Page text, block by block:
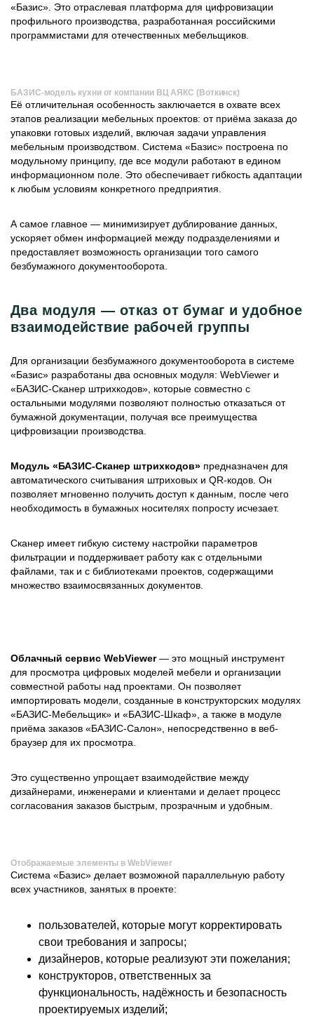
«Базис». Это отраслевая платформа для цифровизации
профильного производства, разработанная российскими
программистами для отечественных мебельщиков.
БАЗИС-модель кухни от компании ВЦ АЯКС (Воткинск)
Её отличительная особенность заключается в охвате всех
этапов реализации мебельных проектов: от приёма заказа до
упаковки готовых изделий, включая задачи управления
мебельным производством. Система «Базис» построена по
модульному принципу, где все модули работают в едином
информационном поле. Это обеспечивает гибкость адаптации
к любым условиям конкретного предприятия.
А самое главное — минимизирует дублирование данных,
ускоряет обмен информацией между подразделениями и
предоставляет возможность организации того самого
безбумажного документооборота.
Два модуля — отказ от бумаг и удобное
взаимодействие рабочей группы
Для организации безбумажного документооборота в системе
«Базис» разработаны два основных модуля: WebViewer и
«БАЗИС-Сканер штрихкодов», которые совместно с
остальными модулями позволяют полностью отказаться от
бумажной документации, получая все преимущества
цифровизации производства.
Модуль «БАЗИС-Сканер штрихкодов» предназначен для
автоматического считывания штриховых и QR-кодов. Он
позволяет мгновенно получить доступ к данным, после чего
необходимость в бумажных носителях попросту исчезает.
Сканер имеет гибкую систему настройки параметров
фильтрации и поддерживает работу как с отдельными
файлами, так и с библиотеками проектов, содержащими
множество взаимосвязанных документов.
Облачный сервис WebViewer— это мощный инструмент
для просмотра цифровых моделей мебели и организации
совместной работы над проектами. Он позволяет
импортировать модели, созданные в конструкторских модулях
«БАЗИС-Мебельщик» и «БАЗИС-Шкаф», а также в модуле
приёма заказов «БАЗИС-Салон», непосредственно в веб-
браузер для их просмотра.
Это существенно упрощает взаимодействие между
дизайнерами, инженерами и клиентами и делает процесс
согласования заказов быстрым, прозрачным и удобным.
Отображаемые элементы в WebViewer
Система «Базис» делает возможной параллельную работу
всех участников, занятых в проекте:
пользователей, которые могут корректировать
свои требования и запросы;
дизайнеров, которые реализуют эти пожелания;
конструкторов, ответственных за
функциональность, надёжность и безопасность
проектируемых изделий;